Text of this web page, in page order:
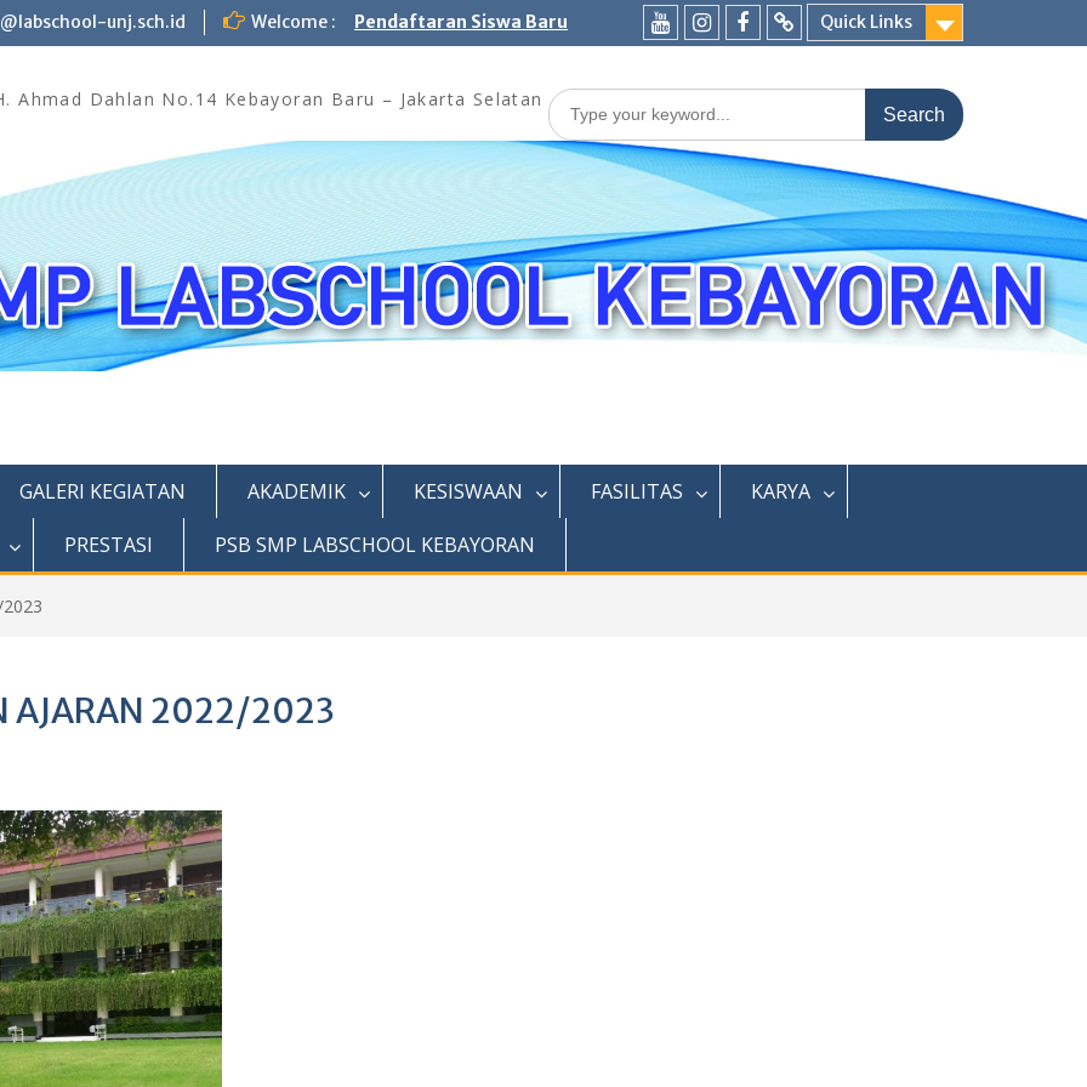
unj.sch.id Welcome : Pendaftaran Siswa Baru
Quick Links
YoutubeInstagram
Fb
Whatsapp
Ahmad Dahlan No.14 Kebayoran Baru – Jakarta Selatan Search
for:
GALERI KEGIATAN AKADEMIK KESISWAAN FASILITAS
KARYA
PRESTASI PSB SMP LABSCHOOL KEBAYORAN
AJARAN 2022/2023